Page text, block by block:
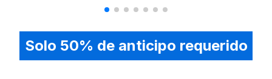
Solo 50% de anticipo requerido